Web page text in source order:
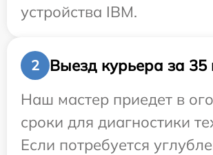
устройства IBM.
2
Выезд курьера за 35
Наш мастер приедет в
сроки для диагностики
Если потребуется